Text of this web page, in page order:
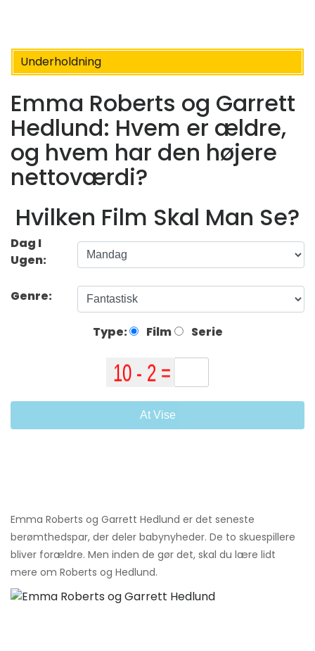
Underholdning
Emma Roberts og Garrett
Hedlund: Hvem er ældre,
og hvem har den højere
nettoværdi?
Hvilken Film Skal Man Se?
Dag I
Ugen:
Genre:
Type: Film Serie
At Vise
Emma Roberts og Garrett Hedlund er det seneste
berømthedspar, der deler babynyheder. De to skuespillere
bliver forældre. Men inden de gør det, skal du lære lidt
mere om Roberts og Hedlund.